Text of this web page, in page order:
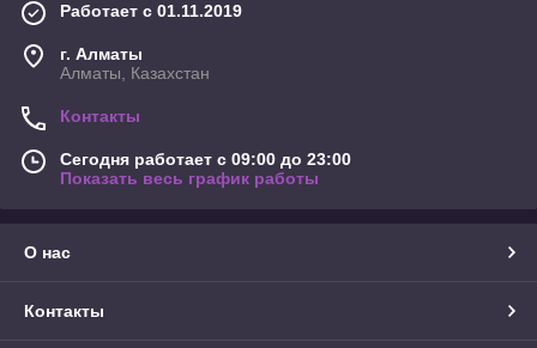
Работает с 01.11.2019
г. Алматы
Алматы, Казахстан
Контакты
Сегодня работает с 09:00 до 23:00
Показать весь график работы
О нас
Контакты